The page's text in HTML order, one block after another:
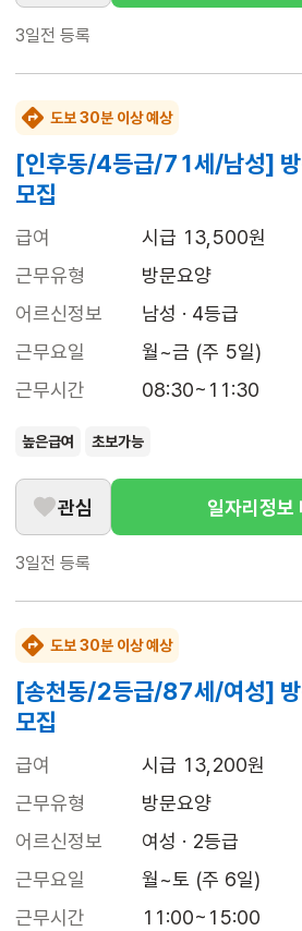
3일전 등록
도보 30분 이상 예상
[인후동/4등급/71세/남성] 방
모집
급여
시급 13,500원
근무유형
방문요양
어르신정보
남성 · 4등급
근무요일
월~금 (주 5일)
근무시간
08:30~11:30
높은급여 초보가능
관심 일자리정보
3일전 등록
도보 30분 이상 예상
[송천동/2등급/87세/여성] 방
모집
급여
시급 13,200원
근무유형
방문요양
어르신정보
여성 · 2등급
근무요일
월~토 (주 6일)
근무시간
11:00~15:00